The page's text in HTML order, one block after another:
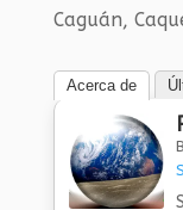
Caguán,
Acerca de